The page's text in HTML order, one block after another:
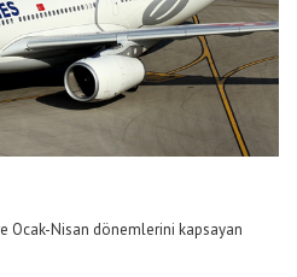
Ocak-Nisan dönemlerini kapsayan